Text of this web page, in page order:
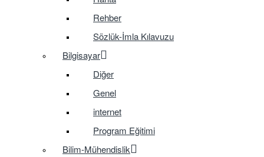
Rehber
Sözlük-İmla Kılavuzu
Bilgisayar
Diğer
Genel
internet
Program Eğitimi
Bilim-Mühendislik